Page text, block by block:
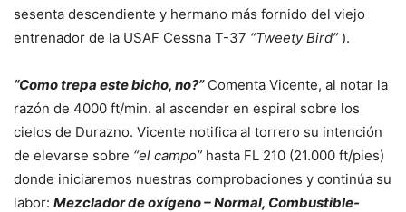
sesenta descendiente y hermano más fornido del viejo
entrenador de la USAF Cessna T-37 “Tweety Bird” ).
“Como trepa este bicho, no?”Comenta Vicente, al notar la
razón de 4000 ft/min. al ascender en espiral sobre los
cielos de Durazno. Vicente notifica al torrero su intención
de elevarse sobre “el campo” hasta FL 210 (21.000 ft/pies)
donde iniciaremos nuestras comprobaciones y continúa su
labor: Mezclador de oxígeno – Normal, Combustible-